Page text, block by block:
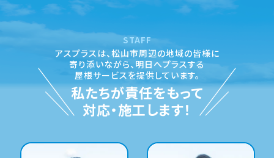
STAFF
アスプラスは、松山市周辺の地域の皆様に
寄り添いながら、 明日へプラスする
屋根サービスを提供しています。
私たちが責任をもって
対応・施工します！